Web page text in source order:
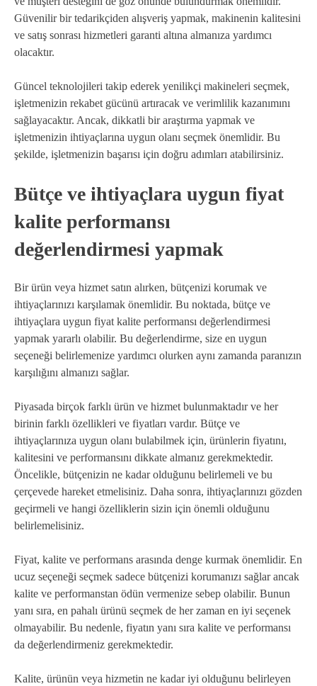
Güvenilir bir tedarikçiden alışveriş yapmak, makinenin kalitesini
ve satış sonrası hizmetleri garanti altına almanıza yardımcı
olacaktır.
Güncel teknolojileri takip ederek yenilikçi makineleri seçmek,
işletmenizin rekabet gücünü artıracak ve verimlilik kazanımını
sağlayacaktır. Ancak, dikkatli bir araştırma yapmak ve
işletmenizin ihtiyaçlarına uygun olanı seçmek önemlidir. Bu
şekilde, işletmenizin başarısı için doğru adımları atabilirsiniz.
Bütçe ve ihtiyaçlara uygun fiyat
kalite performansı
değerlendirmesi yapmak
Bir ürün veya hizmet satın alırken, bütçenizi korumak ve
ihtiyaçlarınızı karşılamak önemlidir. Bu noktada, bütçe ve
ihtiyaçlara uygun fiyat kalite performansı değerlendirmesi
yapmak yararlı olabilir. Bu değerlendirme, size en uygun
seçeneği belirlemenize yardımcı olurken aynı zamanda paranızın
karşılığını almanızı sağlar.
Piyasada birçok farklı ürün ve hizmet bulunmaktadır ve her
birinin farklı özellikleri ve fiyatları vardır. Bütçe ve
ihtiyaçlarınıza uygun olanı bulabilmek için, ürünlerin fiyatını,
kalitesini ve performansını dikkate almanız gerekmektedir.
Öncelikle, bütçenizin ne kadar olduğunu belirlemeli ve bu
çerçevede hareket etmelisiniz. Daha sonra, ihtiyaçlarınızı gözden
geçirmeli ve hangi özelliklerin sizin için önemli olduğunu
belirlemelisiniz.
Fiyat, kalite ve performans arasında denge kurmak önemlidir. En
ucuz seçeneği seçmek sadece bütçenizi korumanızı sağlar ancak
kalite ve performanstan ödün vermenize sebep olabilir. Bunun
yanı sıra, en pahalı ürünü seçmek de her zaman en iyi seçenek
olmayabilir. Bu nedenle, fiyatın yanı sıra kalite ve performansı
da değerlendirmeniz gerekmektedir.
Kalite, ürünün veya hizmetin ne kadar iyi olduğunu belirleyen